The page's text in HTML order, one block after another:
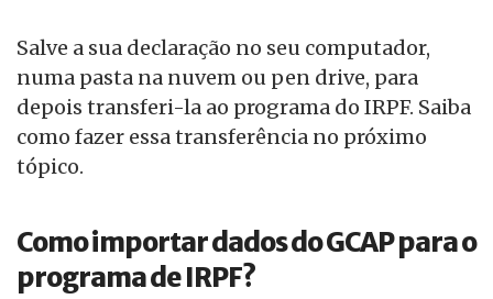
Salve a sua declaração no seu computador,
numa pasta na nuvem ou pen drive, para
depois transferi-la ao programa do IRPF. Saiba
como fazer essa transferência no próximo
tópico.
Como importar dados do GCAP para o
programa de IRPF?